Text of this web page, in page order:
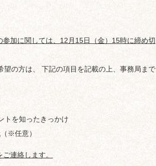
加に関しては、12月15日（金）15時に締め切
の方は、 下記の項目を記載の上、事務局まで
を知ったきっかけ
※任意）
連絡します。